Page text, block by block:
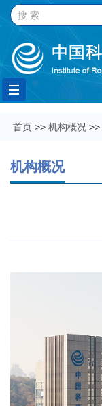
Toggle
navigation
首页 >> 机构概况 >>
机构概况